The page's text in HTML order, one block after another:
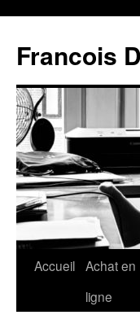
Francois
Accueil Achat en
ligne